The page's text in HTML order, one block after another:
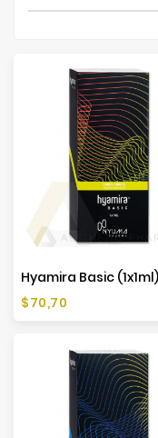
PRP
Hyamira Basic (1x1ml)
Preis
$70,70